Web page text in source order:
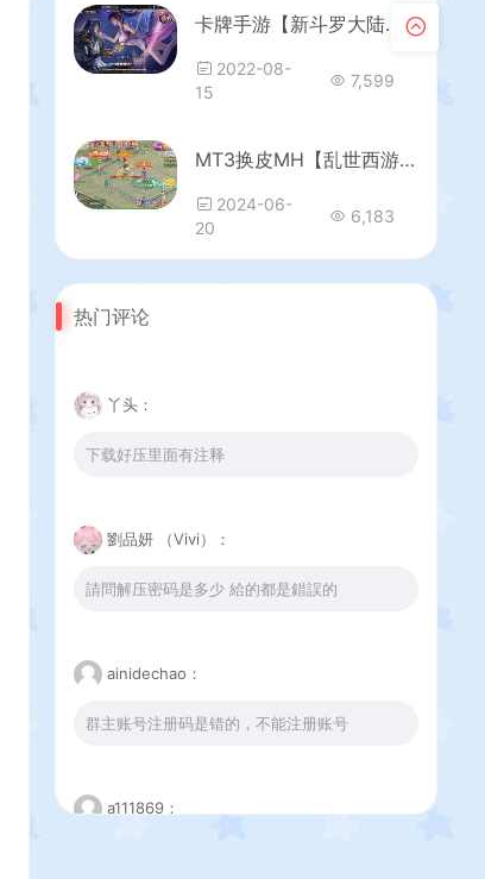
卡牌手游【新斗罗大陆之漫游奥斯卡】最新整理Linux手工服务端+安卓苹果双端+运营后台+GM授权后台+详细搭建教程
2022-08-
15
7,599
MT3换皮MH【乱世西游】最新整理Linux手工服务端+安卓苹果双端+GM后台+详细搭建教程+全套源码
2024-06-
20
6,183
热门评论
丫头：
下载好压里面有注释
劉品妍 （Vivi）：
請問解压密码是多少 給的都是錯誤的
ainidechao：
群主账号注册码是错的，不能注册账号
a111869：